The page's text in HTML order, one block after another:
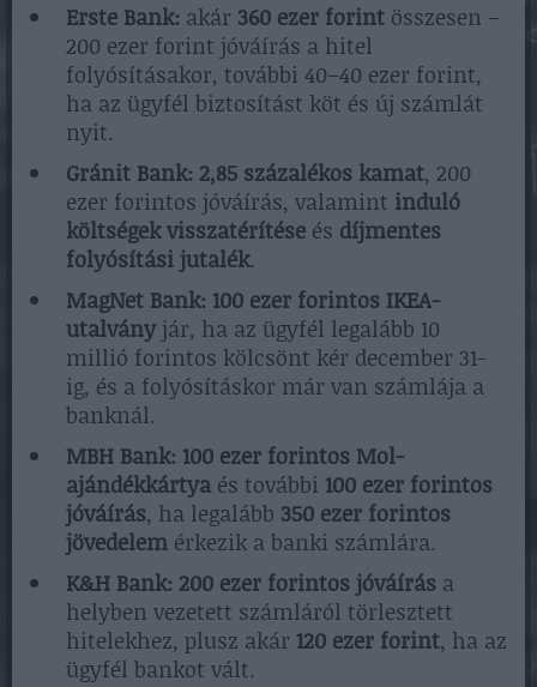
Erste Bank: akár 360 ezer forint összesen –
200 ezer forint jóváírás a hitel
folyósításakor, további 40–40 ezer forint,
ha az ügyfél biztosítást köt és új számlát
nyit.
Gránit Bank: 2,85 százalékos kamat, 200
ezer forintos jóváírás, valamint induló
költségek visszatérítése és díjmentes
folyósítási jutalék.
MagNet Bank: 100 ezer forintos IKEA-
utalványjár, ha az ügyfél legalább 10
millió forintos kölcsönt kér december 31-
ig, és a folyósításkor már van számlája a
banknál.
MBH Bank: 100 ezer forintos Mol-
ajándékkártya és további 100 ezer forintos
jóváírás, ha legalább 350 ezer forintos
jövedelem érkezik a banki számlára.
K&H Bank: 200 ezer forintos jóváírás a
helyben vezetett számláról törlesztett
hitelekhez, plusz akár 120 ezer forint, ha az
ügyfél bankot vált.